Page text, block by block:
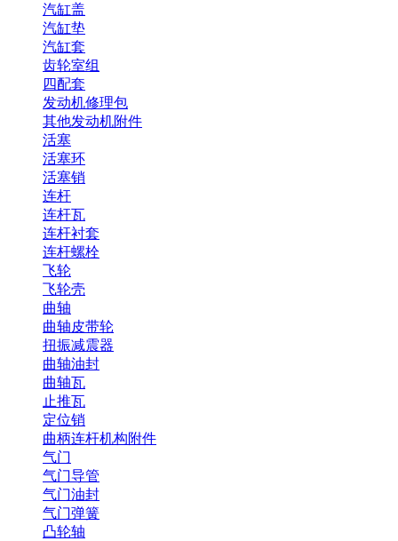
汽缸盖
汽缸垫
汽缸套
齿轮室组
四配套
发动机修理包
其他发动机附件
活塞
活塞环
活塞销
连杆
连杆瓦
连杆衬套
连杆螺栓
飞轮
飞轮壳
曲轴
曲轴皮带轮
扭振减震器
曲轴油封
曲轴瓦
止推瓦
定位销
曲柄连杆机构附件
气门
气门导管
气门油封
气门弹簧
凸轮轴